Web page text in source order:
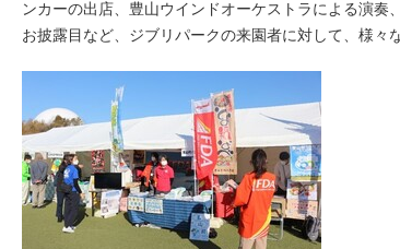
ンカーの出店、豊山ウインドオーケストラによる演
お披露目など、ジブリパークの来園者に対して、様々